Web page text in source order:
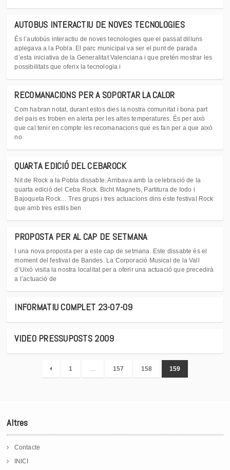
AUTOBUS INTERACTIU DE NOVES TECNOLOGIES
És l’autobús interactiu de noves tecnologies que el passat dilluns
aplegava a la Pobla. El parc municipal va ser el punt de parada
d’esta iniciativa de la Generalitat Valenciana i que pretén mostrar les
possibilitats que oferix la tecnologia i
RECOMANACIONS PER A SOPORTAR LA CALOR
Com habran notat, durant estos dies la nostra comunitat i bona part
del pais es troben en alerta per les altes temperatures. És per això
que cal tenir en compte les recomanacions que es fan per a que això
no
QUARTA EDICIÓ DEL CEBAROCK
Nit de Rock a la Pobla dissabte. Arribava amb la celebració de la
quarta edició del Ceba Rock. Bicht Magnets, Partitura de Iodo i
Bajoqueta Rock… Tres grups i tres actuacions dins este festival Rock
que amb tres estils ben
PROPOSTA PER AL CAP DE SETMANA
I una nova proposta per a este cap de setmana. Este dissabte és el
moment del festival de Bandes. La Corporació Musical de la Vall
d’Uixò visita la nostra localitat per a oferir una actuació que precedirà
a l’actuació de
INFORMATIU COMPLET 23-07-09
VIDEO PRESSUPOSTS 2009
1 … 157 158 159
Altres
Contacte
INICI